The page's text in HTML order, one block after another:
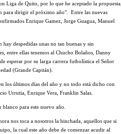
Liga de Quito, por lo que he aceptado la propuesta,
para dirigir el próximo año". Entre las nuevas
Enrique Gamez, Jorge Guagua, Manuel
hay despedidas unas no tan buenas y sin
entre ellas tenemos al Chucho Bolaños, Danny
esperar por su larga carrera futbolística el Señor
(Grande Capitán).
los últimos días del año y no todo está dicho con
Urrutia, Enrique Vera, Franklin Salas.
para este nuevo año.
nos toca a nosotros la hinchada, aquellos que si
la cual este año debe de comenzar acudir al